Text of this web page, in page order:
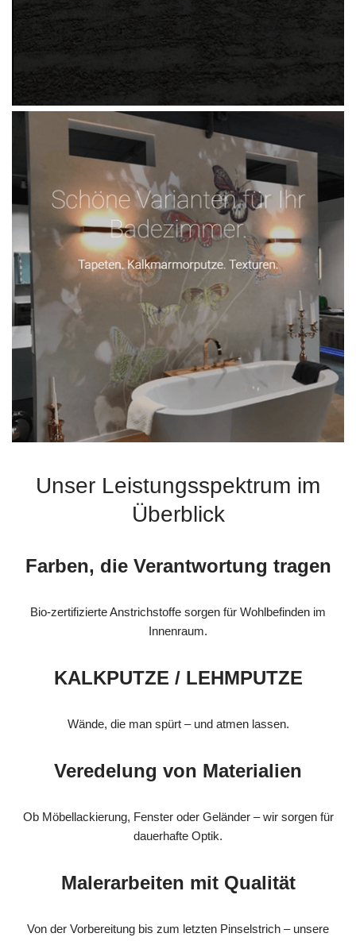
Unser Leistungsspektrum im
Überblick
Farben, die Verantwortung tragen
Bio-zertifizierte Anstrichstoffe sorgen für Wohlbefinden im
Innenraum.
KALKPUTZE / LEHMPUTZE
Wände, die man spürt – und atmen lassen.
Veredelung von Materialien
Ob Möbellackierung, Fenster oder Geländer – wir sorgen für
dauerhafte Optik.
Malerarbeiten mit Qualität
Von der Vorbereitung bis zum letzten Pinselstrich – unsere